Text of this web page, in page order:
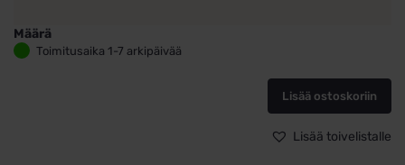
Määrä
Sydänrannekoru
Toimitusaika 1-7 arkipäivää
Lisää ostoskoriin
Lisää toivelistalle